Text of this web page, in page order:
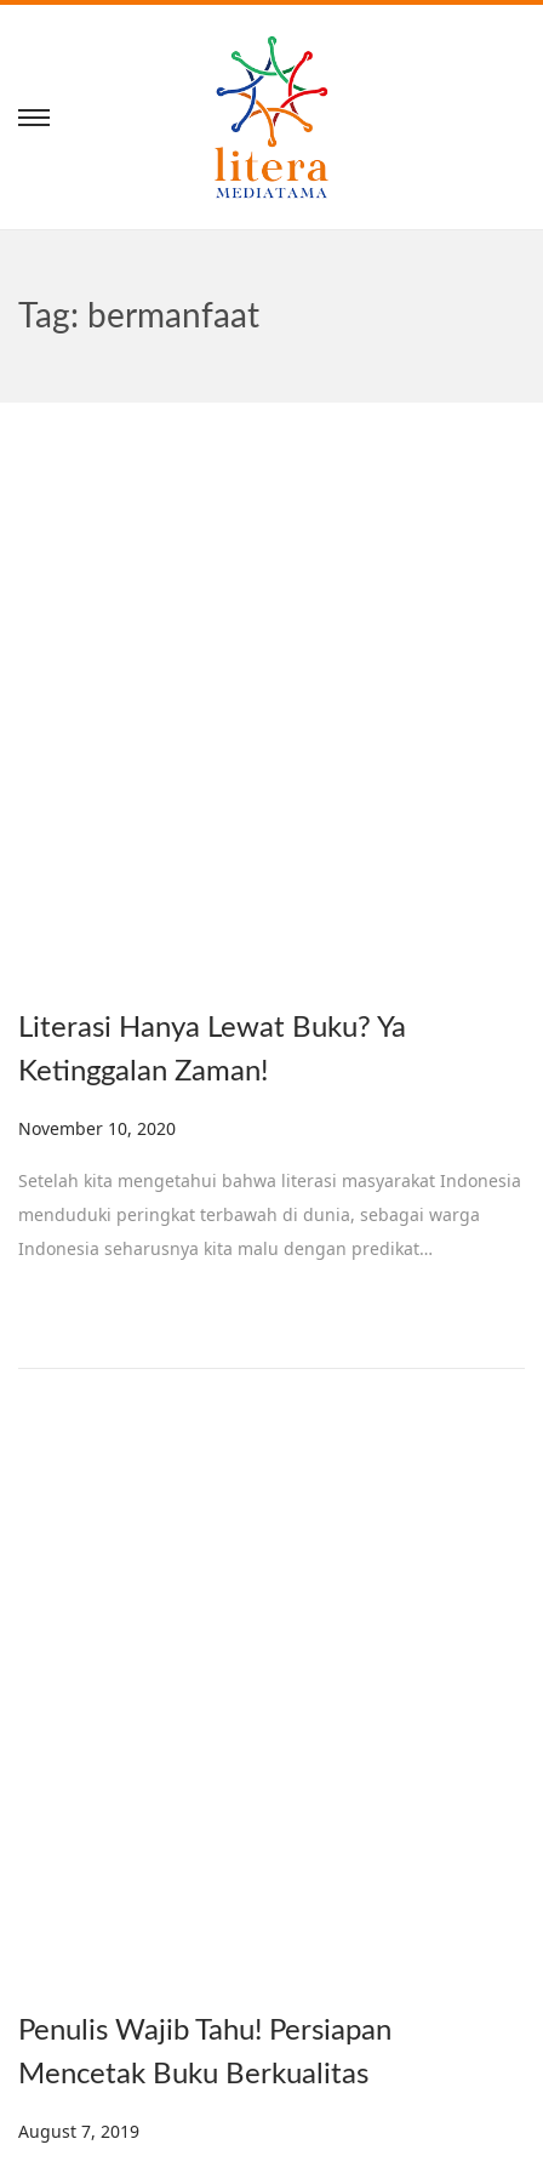
Tag: bermanfaat
Literasi Hanya Lewat Buku? Ya
Ketinggalan Zaman!
Posted on
November 10, 2020
Setelah kita mengetahui bahwa literasi masyarakat Indonesia
menduduki peringkat terbawah di dunia, sebagai warga
Indonesia seharusnya kita malu dengan predikat…
Penulis Wajib Tahu! Persiapan
Mencetak Buku Berkualitas
Posted on
August 7, 2019